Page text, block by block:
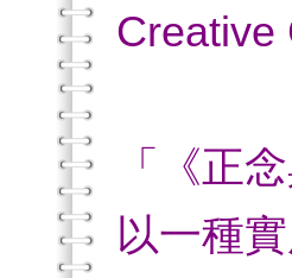
Creative
「《正
以一種